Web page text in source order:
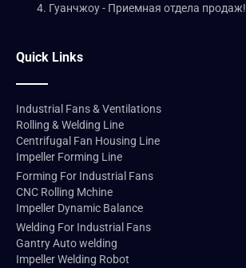
4. Гуанчжоу - Приемная отдела продаж!
Quick Links
Industrial Fans & Ventilations
Rolling & Welding Line
Centrifugal Fan Housing Line
Impeller Forming Line
Forming For Industrial Fans
CNC Rolling Mchine
Impeller Dynamic Balance
Welding For Industrial Fans
Gantry Auto welding
Impeller Welding Robot